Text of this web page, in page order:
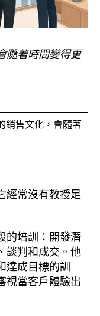
隨著時間變得更
銷售文化，會隨著
經常沒有教授足
的培訓：開發潛
談判和成交。他
達成目標的訓
視當客戶體驗出